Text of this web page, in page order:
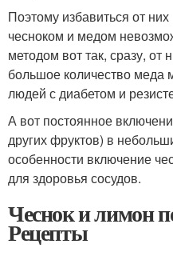
Поэтому избавиться от
чесноком и медом
методом вот так, сразу, от
большое количество меда
людей с диабетом и
А вот постоянное
других фруктов) в
особенности включение
для здоровья сосудов.
Чеснок и лимон
Рецепты